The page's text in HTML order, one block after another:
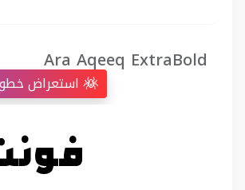
Ara Aqeeq ExtraBold